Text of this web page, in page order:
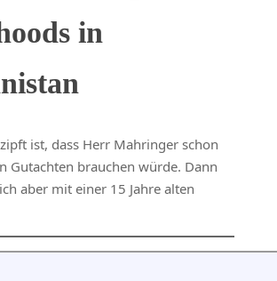
in
ist, dass Herr Mahringer schon
Gutachten brauchen würde. Dann
aber mit einer 15 Jahre alten